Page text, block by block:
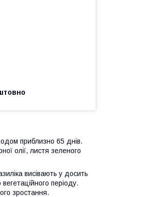
приблизно 65 днів.
олії, листя зеленого
висівають у досить
періоду.
зростання.